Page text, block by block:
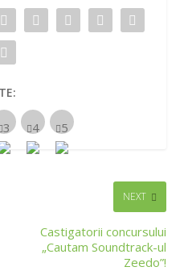
NEXT
Castigatorii concursului
„Cautam Soundtrack-ul
Zeedo”!